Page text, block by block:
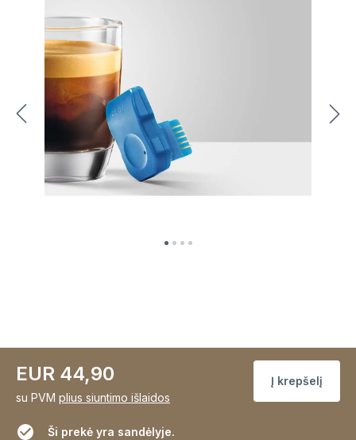
EUR 44,90
su PVM plius siuntimo išlaidos
Į krepšelį
Ši prekė yra sandėlyje.